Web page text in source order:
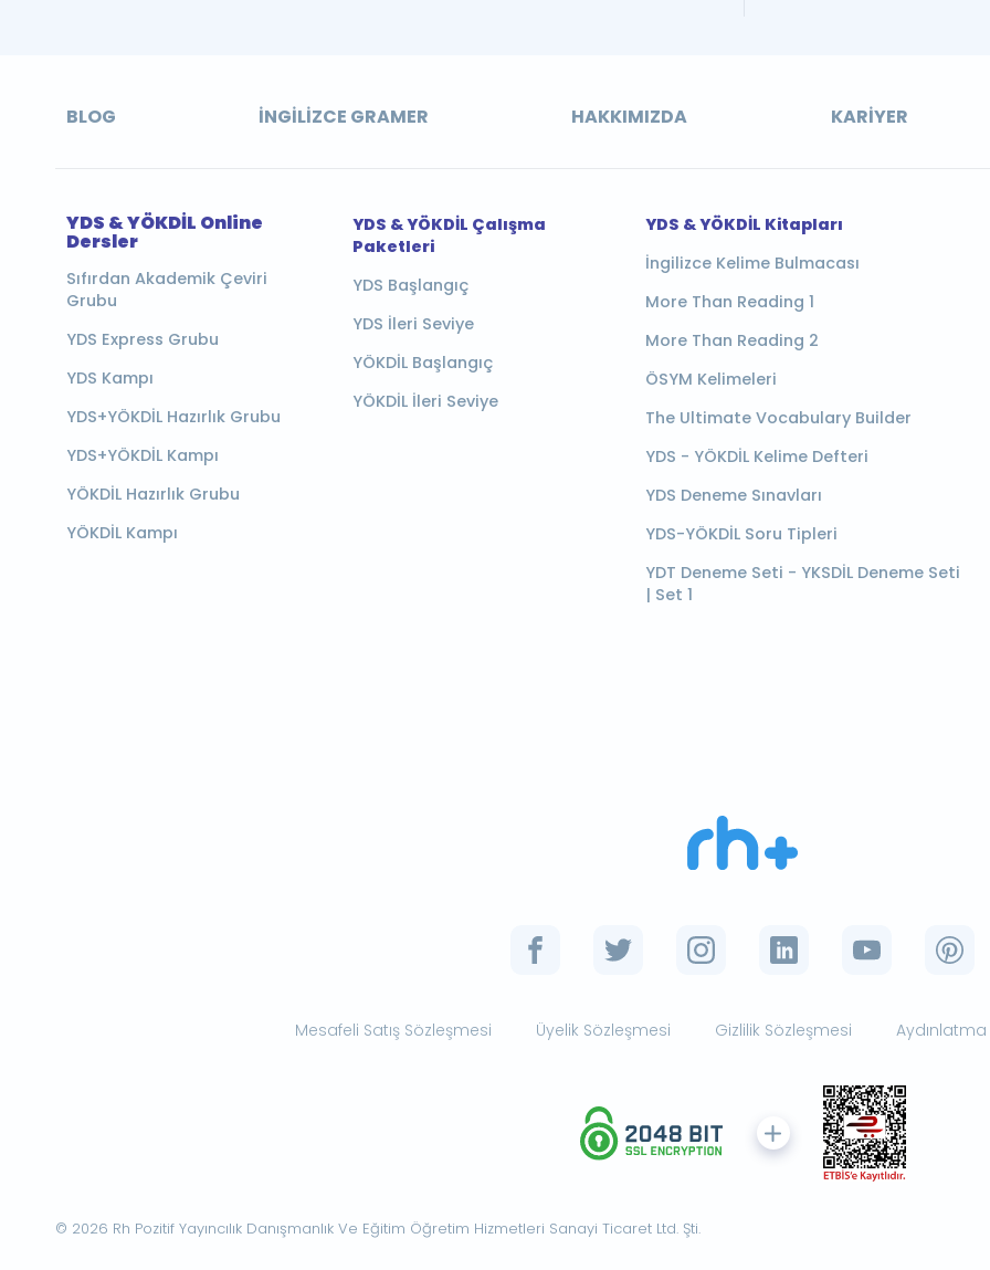
BLOG İNGILIZCE GRAMER HAKKIMIZDA KARIYER
YDS & YÖKDİL Online
Dersler
Sıfırdan Akademik Çeviri
Grubu
YDS Express Grubu
YDS Kampı
YDS+YÖKDİL Hazırlık Grubu
YDS+YÖKDİL Kampı
YÖKDİL Hazırlık Grubu
YÖKDİL Kampı
YDS & YÖKDİL Çalışma
Paketleri
YDS Başlangıç
YDS İleri Seviye
YÖKDİL Başlangıç
YÖKDİL İleri Seviye
YDS & YÖKDİL Kitapları
İngilizce Kelime Bulmacası
More Than Reading 1
More Than Reading 2
ÖSYM Kelimeleri
The Ultimate Vocabulary Builder
YDS - YÖKDİL Kelime Defteri
YDS Deneme Sınavları
YDS-YÖKDİL Soru Tipleri
YDT Deneme Seti - YKSDİL Deneme Seti
| Set 1
Mesafeli Satış Sözleşmesi Üyelik Sözleşmesi Gizlilik Sözleşmesi
© 2026 Rh Pozitif Yayıncılık Danışmanlık Ve Eğitim Öğretim Hizmetleri Sanayi Ticaret Ltd. Şti.